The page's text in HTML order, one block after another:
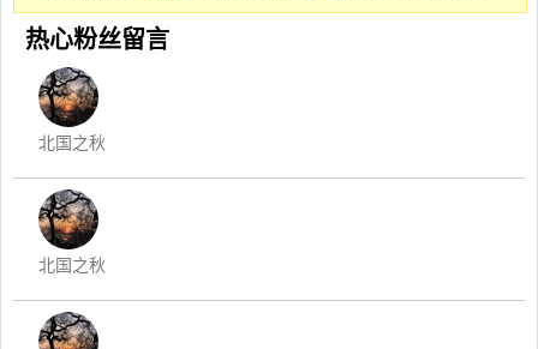
热心粉丝留言
北国之秋
北国之秋